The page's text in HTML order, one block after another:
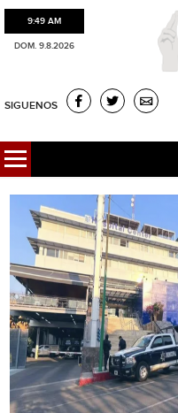
9:49 AM
DOM. 9.8.2026
SIGUENOS